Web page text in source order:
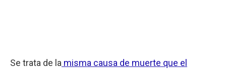
Se trata de la misma causa de muerte que el